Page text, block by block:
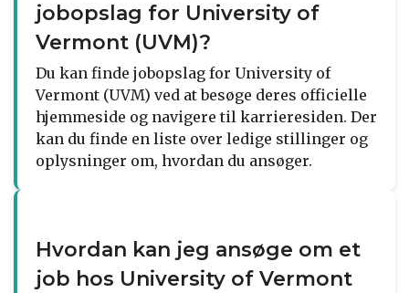
jobopslag for University of
Vermont (UVM)?
Du kan finde jobopslag for University of
Vermont (UVM) ved at besøge deres officielle
hjemmeside og navigere til karrieresiden. Der
kan du finde en liste over ledige stillinger og
oplysninger om, hvordan du ansøger.
Hvordan kan jeg ansøge om et
job hos University of Vermont